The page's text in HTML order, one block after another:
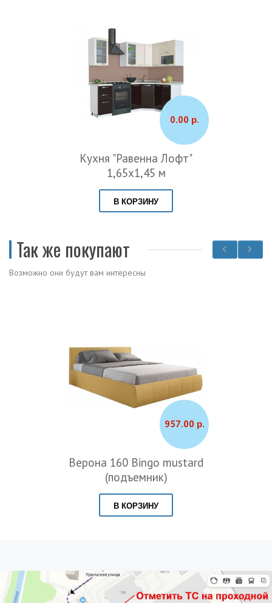
0.00 р.
Кухня "Равенна Лофт"
1,65х1,45 м
В КОРЗИНУ
Так же покупают
Возможно они будут вам интересны
957.00 р.
Верона 160 Bingo mustard
(подъемник)
В КОРЗИНУ